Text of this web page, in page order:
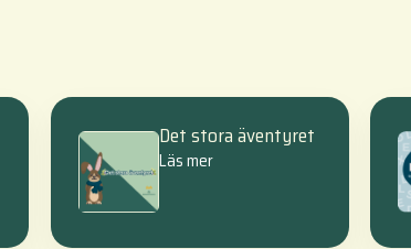
Det stora äventyret
Läs mer